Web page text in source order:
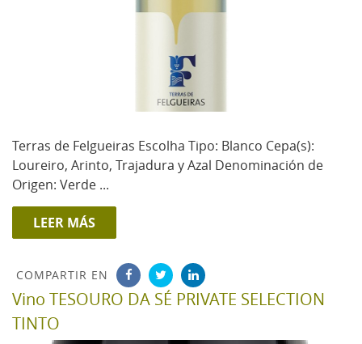
Terras de Felgueiras Escolha Tipo: Blanco Cepa(s):
Loureiro, Arinto, Trajadura y Azal Denominación de
Origen: Verde ...
LEER MÁS
COMPARTIR EN
Vino TESOURO DA SÉ PRIVATE SELECTION
TINTO